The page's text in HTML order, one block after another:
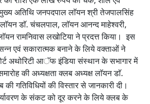
अतिथि जनपदपाल लाॅयन श्री तेजपालसिंह
डाॅ. चंचलपाल, लाॅयन आनन्द माहेश्वरी,
रामनिवास लखोटिया ने प्रदत्त किया। इस
एवं सकारात्मक बनाने के लिये वक्ताओं ने
अथोरिटी आॅफ इंडिया संस्थान के सभागार में
की अध्यक्षता क्लब अध्यक्ष लाॅयन डाॅ.
गतिविधियों की विस्तार से जानकारी दी।
के संकट को दूर करने के लिये क्लब के